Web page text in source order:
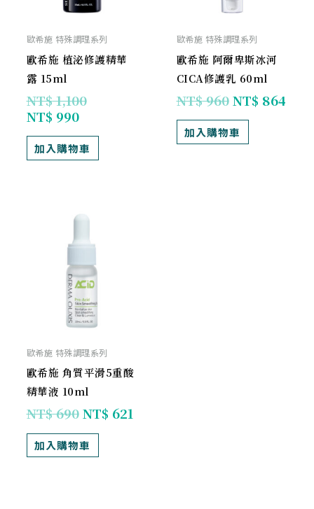
歐希施 特殊調理系列
歐希施 植泌修護精華
露 15ml
NT$1,100
NT$ 990
加入購物車
歐希施 特殊調理系列
歐希施 阿爾卑斯冰河
CICA修護乳 60ml
NT$960 NT$ 864
加入購物車
歐希施 特殊調理系列
歐希施 角質平滑5重酸
精華液 10ml
NT$690
價
NT$ 690。
NT$ 621
加入購物車